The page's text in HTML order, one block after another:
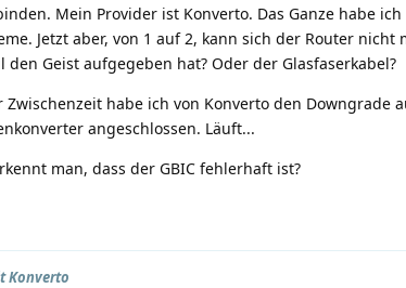
Mein Provider ist Konverto. Das Ganze habe
Jetzt aber, von 1 auf 2, kann sich der Router nicht
den Geist aufgegeben hat? Oder der Glasfaserkabel?
Zwischenzeit habe ich von Konverto den Downgrade
angeschlossen. Läuft...
man, dass der GBIC fehlerhaft ist?
Konverto